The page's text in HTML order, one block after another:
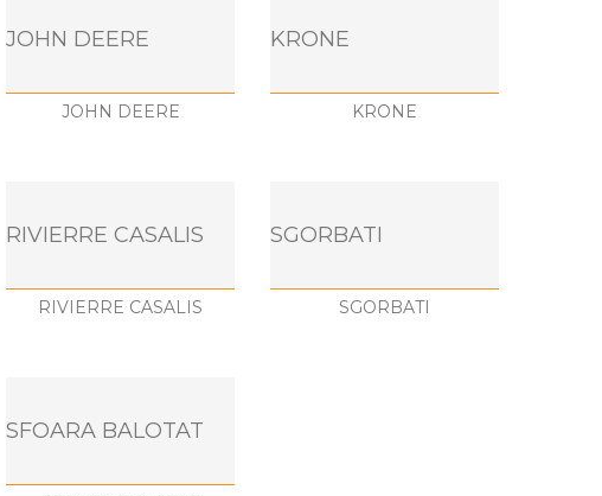
JOHN DEERE
JOHN DEERE
KRONE
KRONE
RIVIERRE CASALIS
RIVIERRE CASALIS
SGORBATI
SGORBATI
SFOARA BALOTAT